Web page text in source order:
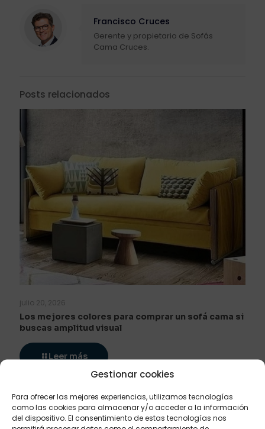
Gestionar cookies
Para ofrecer las mejores experiencias, utilizamos tecnologías
como las cookies para almacenar y/o acceder a la información
del dispositivo. El consentimiento de estas tecnologías nos
Francisco Cruces
Gerente y propietario de Sofás
Cama Cruces.
Posts relacionados
julio 20, 2026
Los mejores colores para comprar un sofá cama si
buscas amplitud visual
Leer más